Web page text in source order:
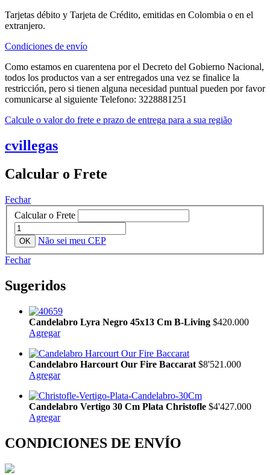
Tarjetas débito y Tarjeta de Crédito, emitidas en Colombia o en el
extranjero.
Condiciones de envío
Como estamos en cuarentena por el Decreto del Gobierno Nacional,
todos los productos van a ser entregados una vez se finalice la
restricción, pero si tienen alguna necesidad puntual pueden por favor
comunicarse al siguiente Telefono: 3228881251
Calcule o valor do frete e prazo de entrega para a sua região
cvillegas
Calcular o Frete
Fechar
Calcular o Frete
Não sei meu CEP
Fechar
Sugeridos
Candelabro Lyra Negro 45x13 Cm B-Living $420.000
Agregar
Candelabro Harcourt Our Fire Baccarat $8'521.000
Agregar
Candelabro Vertigo 30 Cm Plata Christofle $4'427.000
Agregar
CONDICIONES DE ENVÍO